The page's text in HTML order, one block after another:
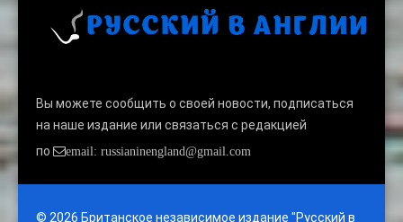
Вы можете сообщить о своей новости, подписаться
на наше издание или связаться с редакцией
по
email: russianinengland@gmail.com
© 2026 Британское независимое издание "Русский в